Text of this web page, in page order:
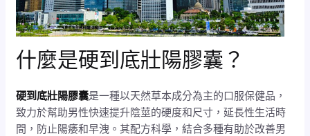
什麼是硬到底壯陽膠囊？
硬到底壯陽膠囊是一種以天然草本成分為主的口服保健品，
致力於幫助男性快速提升陰莖的硬度和尺寸，延長性生活時
間，防止陽痿和早洩。其配方科學，結合多種有助於改善男